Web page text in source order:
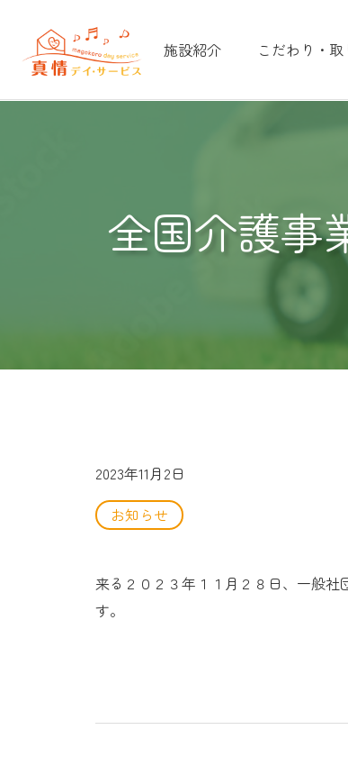
施設紹介 こだわり・
全国介護
2023年11月2日
お知らせ
来る２０２３年１１月２８日、一般
す。